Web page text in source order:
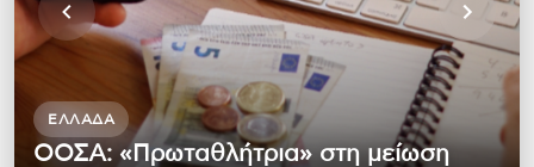
ΕΛΛΆΔΑ
ΟΟΣΑ: «Πρωταθλήτρια» στη μείωση